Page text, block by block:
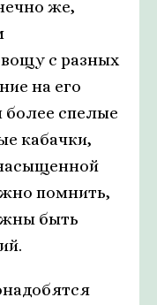
же,
с разных
на его
более спелые
кабачки,
помнить,
быть